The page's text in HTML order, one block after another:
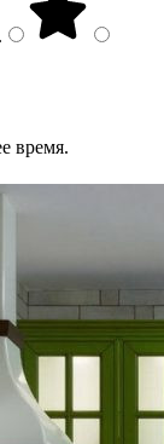
.
время.